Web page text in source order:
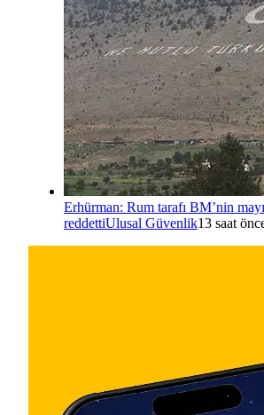
Erhürman: Rum tarafı BM’nin
reddettiUlusal Güvenlik13 saat